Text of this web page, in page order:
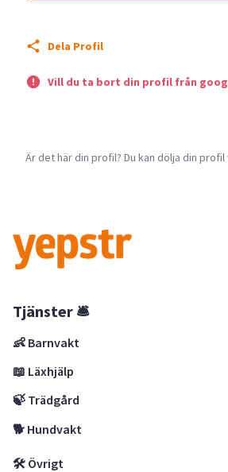
Dela Profil
Vill du ta bort din profil från
Är det här din profil? Du kan dölja din profil
Tjänster 🛎
👶 Barnvakt
📖 Läxhjälp
🍃 Trädgård
🐕 Hundvakt
🛠 Övrigt